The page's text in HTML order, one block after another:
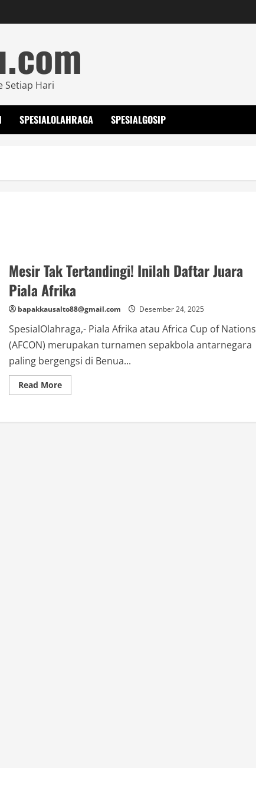
Setiap Hari
SPESIALOLAHRAGA SPESIALGOSIP
Mesir Tak Tertandingi! Inilah Daftar Juara
Piala Afrika
bapakkausalto88@gmail.com Desember 24, 2025
SpesialOlahraga,- Piala Afrika atau Africa Cup of Nations
(AFCON) merupakan turnamen sepakbola antarnegara
paling bergengsi di Benua...
Read MoreRead
more